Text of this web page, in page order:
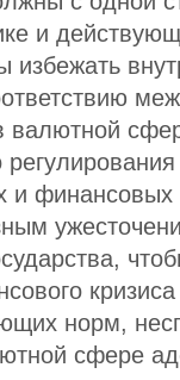
и
избежать
валютной
финансовых
норм,
сфере